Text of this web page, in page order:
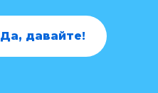
Да, давайте!